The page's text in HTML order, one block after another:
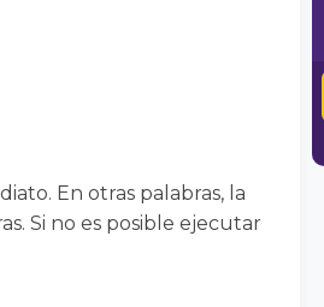
En otras palabras, la
Si no es posible ejecutar